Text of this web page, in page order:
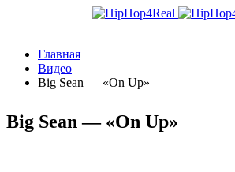
Главная
Видео
Big Sean — «On Up»
Big Sean — «On Up»